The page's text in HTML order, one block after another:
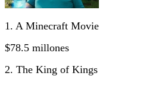
1. A Minecraft Movie
$78.5 millones
2. The King of Kings